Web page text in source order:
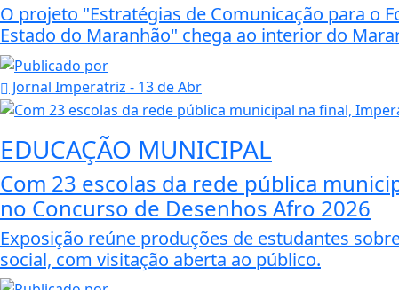
O projeto "Estratégias de Comunicação para o
Estado do Maranhão" chega ao interior do
Jornal Imperatriz - 13 de Abr
EDUCAÇÃO MUNICIPAL
Com 23 escolas da rede pública
no Concurso de Desenhos Afro 2026
Exposição reúne produções de estudantes
social, com visitação aberta ao público.